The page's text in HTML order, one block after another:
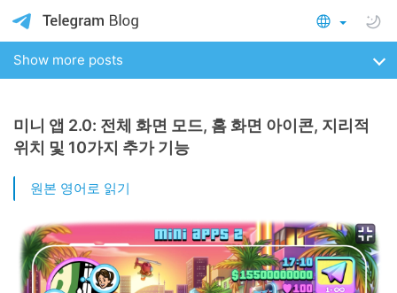
Show more posts
미니 앱 2.0: 전체 화면 모드, 홈 화면 아이콘, 지리적
위치 및 10가지 추가 기능
원본 영어로 읽기